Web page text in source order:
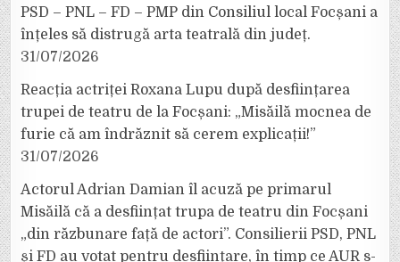
PSD – PNL – FD – PMP din Consiliul local Focșani a
înțeles să distrugă arta teatrală din județ.
31/07/2026
Reacția actriței Roxana Lupu după desființarea
trupei de teatru de la Focșani: „Misăilă mocnea de
furie că am îndrăznit să cerem explicații!”
31/07/2026
Actorul Adrian Damian îl acuză pe primarul
Misăilă că a desființat trupa de teatru din Focșani
„din răzbunare față de actori”. Consilierii PSD, PNL
și FD au votat pentru desființare, în timp ce AUR s-